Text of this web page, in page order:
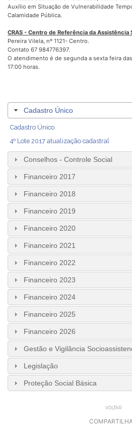
Auxílio em Situação de Vulnerabilidade
Calamidade Pública.
CRAS - Centro de Referência da Assistência
Pereira Vilela, nº 1121- Centro.
Contato 67 984776397.
O atendimento é de segunda a sexta feira
17:00 horas.
Cadastro Único
Cadastro Único
4º Lote 2017 atualização cadastral
Conselhos - Controle Social
Financeiro 2017
Financeiro 2018
Financeiro 2019
Financeiro 2020
Financeiro 2021
Financeiro 2022
Financeiro 2023
Financeiro 2024
Financeiro 2025
Financeiro 2026
Gestão e Vigilância
Legislação
Proteção Social Básica
VOLTAR